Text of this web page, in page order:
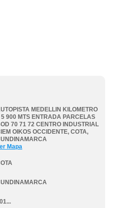
MEDELLIN KILOMETRO
5 900 MTS ENTRADA PARCELAS
70 71 72 CENTRO INDUSTRIAL
OIKOS OCCIDENTE, COTA,
Mapa